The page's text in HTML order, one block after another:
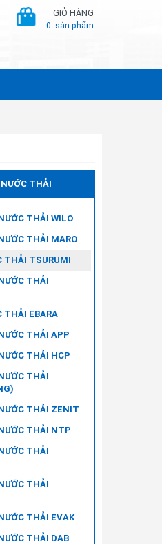
GIỎ HÀNG
0 sản phẩm
THẢI
THẢI WILO
THẢI MARO
THẢI TSURUMI
THẢI
THẢI EBARA
THẢI APP
THẢI HCP
THẢI
THẢI ZENIT
THẢI NTP
THẢI
THẢI
THẢI EVAK
THẢI DAB